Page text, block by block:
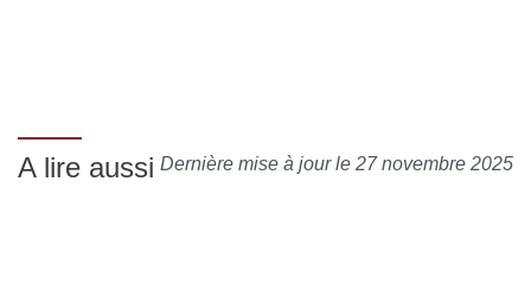
Dernière mise à jour le 27 novembre 2025
A lire aussi